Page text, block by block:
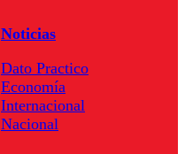
Noticias
Dato Practico
Economía
Internacional
Nacional